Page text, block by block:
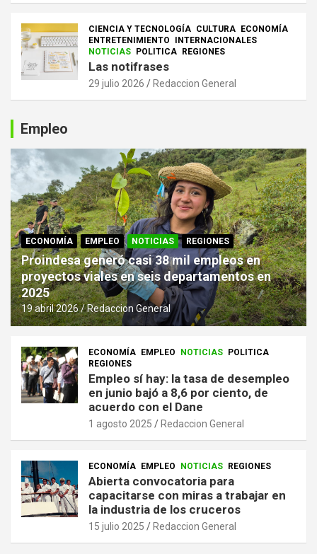
CIENCIA Y TECNOLOGÍA CULTURA
ECONOMÍA
ENTRETENIMIENTO
INTERNACIONALES
NOTICIAS
POLITICA REGIONES
Las notifrases
29 julio 2026 Redaccion General
Empleo
ECONOMÍA EMPLEO NOTICIAS REGIONES
Proindesa generó casi 38 mil empleos en
proyectos viales en seis departamentos en
2025
19 abril 2026 Redaccion General
ECONOMÍA EMPLEO NOTICIAS POLITICA
REGIONES
Empleo sí hay: la tasa de desempleo
en junio bajó a 8,6 por ciento, de
acuerdo con el Dane
1 agosto 2025 Redaccion General
ECONOMÍA EMPLEO NOTICIAS REGIONES
Abierta convocatoria para
capacitarse con miras a trabajar en
la industria de los cruceros
15 julio 2025 Redaccion General